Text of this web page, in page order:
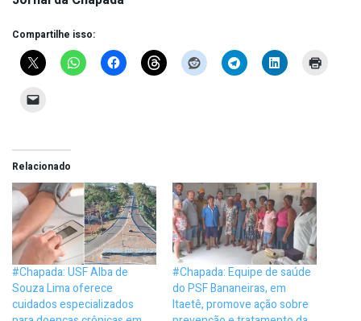
Compartilhe isso:
Relacionado
#Chapada: USF Alba de
Souza Lima oferece
cuidados especializados
#Chapada: Equipe de saúde
do PSF Bananeiras, em
Itaetê, promove ação sobre